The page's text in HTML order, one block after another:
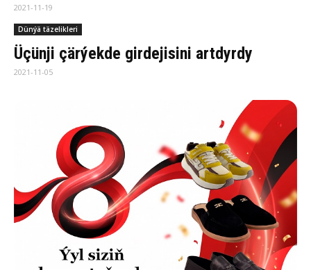
2021-11-19
Dünýä täzelikleri
Üçünji çärýekde girdejisini artdyrdy
2021-11-05